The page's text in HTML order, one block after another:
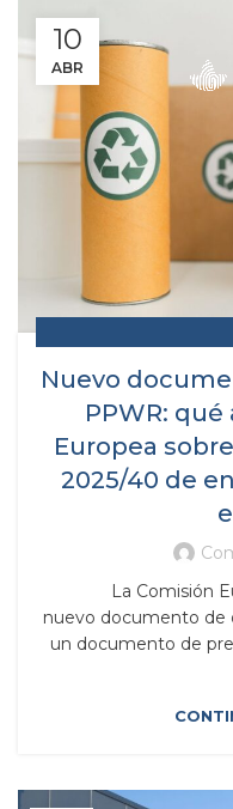
10
ABR
Nuevo
PPWR:
Europea
2025/40 de
La Comisión
nuevo documento de
un documento de